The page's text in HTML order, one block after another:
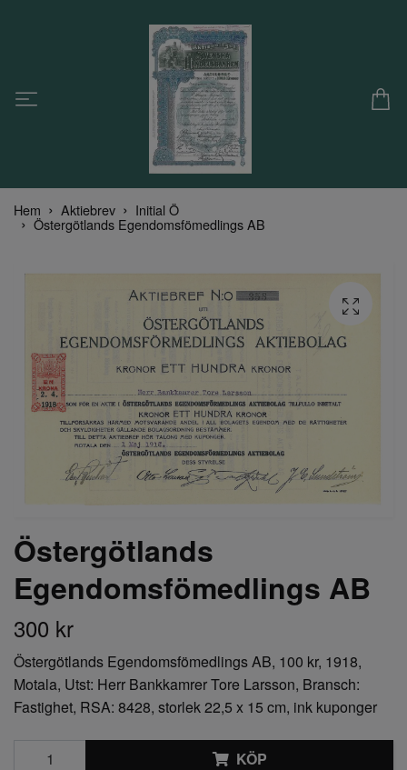
Hem Aktiebrev Initial Ö
Östergötlands Egendomsfömedlings AB
Östergötlands
Egendomsfömedlings AB
300 kr
Östergötlands Egendomsfömedlings AB, 100 kr, 1918,
Motala, Utst: Herr Bankkamrer Tore Larsson, Bransch:
Fastighet, RSA: 8428, storlek 22,5 x 15 cm, ink kuponger
KÖP